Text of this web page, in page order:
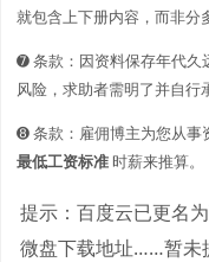
就包含上下册内容，而非分
➐ 条款：因资料保存年代久
风险，求助者需明了并自行
➑ 条款：雇佣博主为您从事
最低工资标准时薪来推算。
提示：百度云已更名
微盘下载地址……暂未